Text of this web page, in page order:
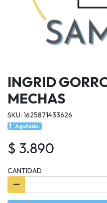
INGRID
MECHAS
SKU: 1625871433626
Agotado.
$ 3.890
CANTIDAD